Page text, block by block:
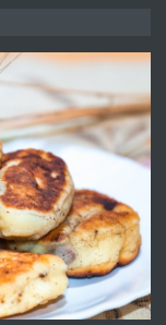
преди 16 часа
Орфей
преди 3 дни
ул. Липа до